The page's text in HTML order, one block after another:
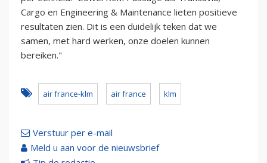
Cargo en Engineering & Maintenance lieten positieve
resultaten zien. Dit is een duidelijk teken dat we
samen, met hard werken, onze doelen kunnen
bereiken."
air france-klm air france klm
Verstuur per e-mail
Meld u aan voor de nieuwsbrief